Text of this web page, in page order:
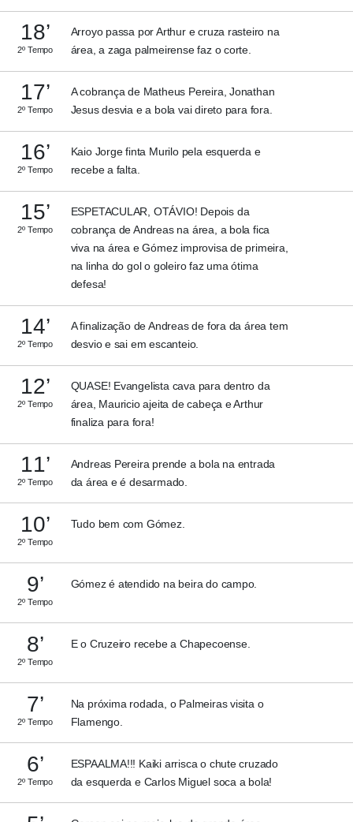
18’
2º Tempo
Arroyo passa por Arthur e cruza rasteiro na
área, a zaga palmeirense faz o corte.
17’
2º Tempo
A cobrança de Matheus Pereira, Jonathan
Jesus desvia e a bola vai direto para fora.
16’
2º Tempo
Kaio Jorge finta Murilo pela esquerda e
recebe a falta.
15’
2º Tempo
ESPETACULAR, OTÁVIO! Depois da
cobrança de Andreas na área, a bola fica
viva na área e Gómez improvisa de primeira,
na linha do gol o goleiro faz uma ótima
defesa!
14’
2º Tempo
A finalização de Andreas de fora da área tem
desvio e sai em escanteio.
12’
2º Tempo
QUASE! Evangelista cava para dentro da
área, Mauricio ajeita de cabeça e Arthur
finaliza para fora!
11’
2º Tempo
Andreas Pereira prende a bola na entrada
da área e é desarmado.
10’
2º Tempo
Tudo bem com Gómez.
9’
2º Tempo
Gómez é atendido na beira do campo.
8’
2º Tempo
E o Cruzeiro recebe a Chapecoense.
7’
2º Tempo
Na próxima rodada, o Palmeiras visita o
Flamengo.
6’
2º Tempo
ESPAALMA!!! Kaiki arrisca o chute cruzado
da esquerda e Carlos Miguel soca a bola!